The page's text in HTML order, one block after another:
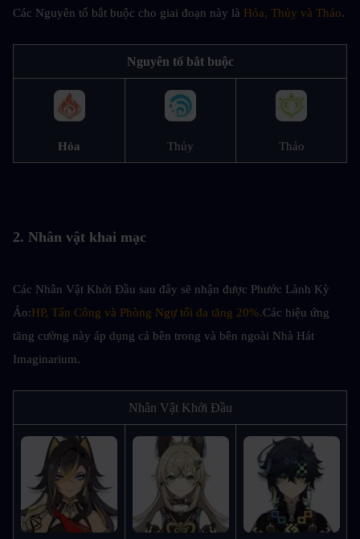
Các Nguyên tố bắt buộc cho giai đoạn này là Hỏa, Thủy và Thảo.
Nguyên tố bắt buộc
Hỏa Thủy Thảo
2. Nhân vật khai mạc
Các Nhân Vật Khởi Đầu sau đây sẽ nhận được Phước Lành Kỳ
Ảo:HP, Tấn Công và Phòng Ngự tối đa tăng 20%.Các hiệu ứng
tăng cường này áp dụng cả bên trong và bên ngoài Nhà Hát
Imaginarium.
Nhân Vật Khởi Đầu